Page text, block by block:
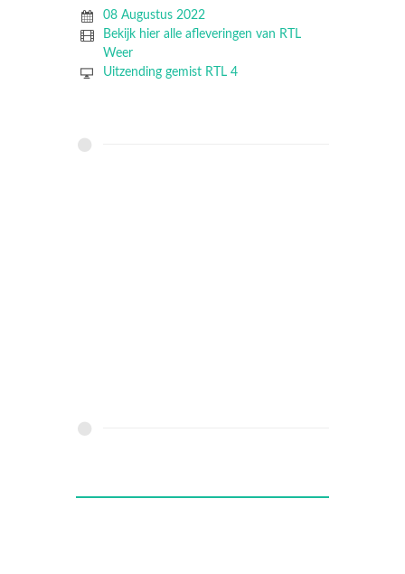
08 Augustus 2022
Bekijk hier alle afleveringen van RTL
Weer
Uitzending gemist RTL 4